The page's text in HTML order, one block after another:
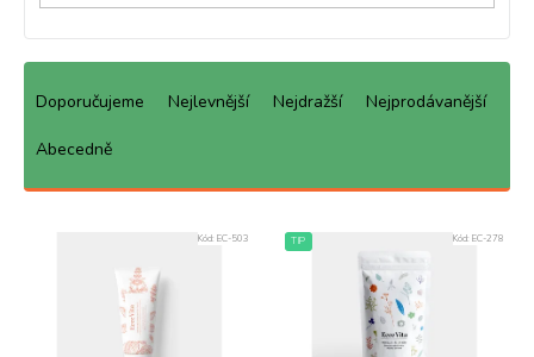
Ř
Doporučujeme Nejlevnější Nejdražší Nejprodávanější
Abecedně
Kód: EC-503 TIP Kód: EC-278